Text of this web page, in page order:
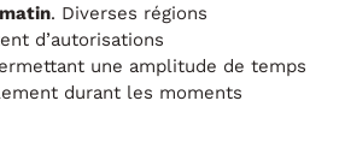
. Diverses régions
d’autorisations
une amplitude de temps
durant les moments